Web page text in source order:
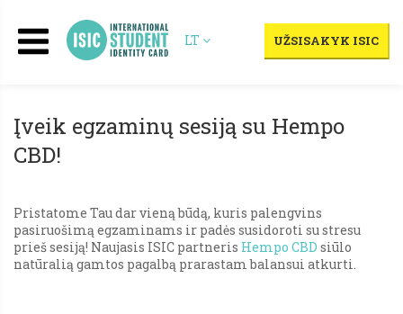
LT UŽSISAKYK ISIC
Įveik egzaminų sesiją su Hempo
CBD!
Pristatome Tau dar vieną būdą, kuris palengvins
pasiruošimą egzaminams ir padės susidoroti su stresu
prieš sesiją! Naujasis ISIC partneris Hempo CBD siūlo
natūralią gamtos pagalbą prarastam balansui atkurti.